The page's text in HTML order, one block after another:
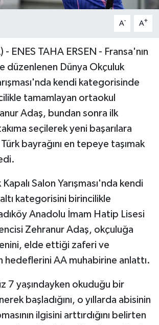
A- A+
- ENES TAHA ERSEN - Fransa'nın
düzenlenen Dünya Okçuluk
kendi kategorisinde
tamamlayan ortaokul
Adaş, bundan sonra ilk
seçilerek yeni başarılara
bayrağını en tepeye taşımak
Salon Yarışması'nda kendi
kategorisini birincilikle
Anadolu İmam Hatip Lisesi
Zehranur Adaş, okçuluğa
elde ettiği zaferi ve
hedeflerini AA muhabirine anlattı.
7 yaşındayken okuduğu bir
başladığını, o yıllarda abisinin
ilgisini arttırdığını belirten